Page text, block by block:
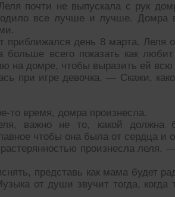
почти не выпускала с рук
все лучше и лучше. Домра
приближался день 8 марта. Леля
больше всего показать как
на домре, чтобы выразить ей
при игре девочка. — Скажи,
то время, домра произнесла.
важно не то, какой должна
чтобы она была от сердца и
произнесла леля.
представь как мама будет
от души звучит тогда,